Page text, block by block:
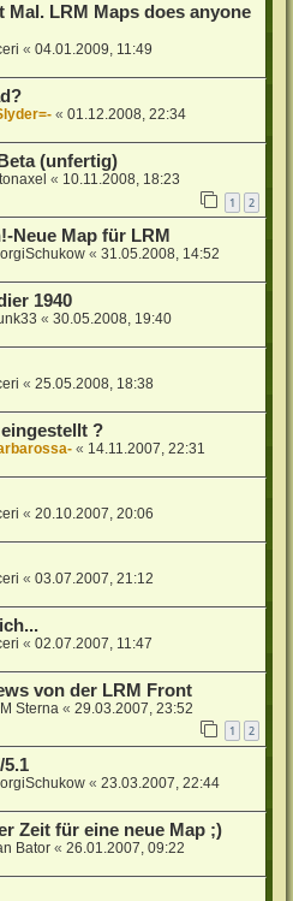
Mal. LRM Maps does anyone
«04.01.2009, 11:49
«01.12.2008, 22:34
(unfertig)
« 10.11.2008, 18:23
1 2
Neue Map für LRM
«31.05.2008, 14:52
1940
«30.05.2008, 19:40
«25.05.2008, 18:38
?
« 14.11.2007, 22:31
«20.10.2007, 20:06
«03.07.2007, 21:12
«02.07.2007, 11:47
von der LRM Front
Sterna «29.03.2007, 23:52
1 2
«23.03.2007, 22:44
Zeit für eine neue Map ;)
Bator «26.01.2007, 09:22